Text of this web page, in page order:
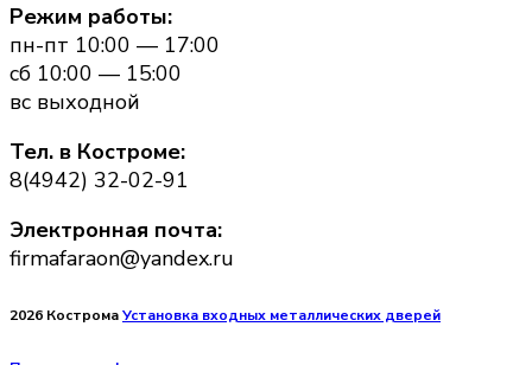
Режим работы:
пн-пт 10:00 — 17:00
сб 10:00 — 15:00
вс выходной
Тел. в Костроме:
8(4942) 32-02-91
Электронная почта:
firmafaraon@yandex.ru
2026 КостромаУстановка входных металлических дверей